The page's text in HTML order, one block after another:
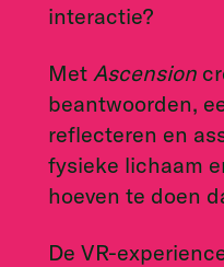
interactie?
Met Ascension
beantwoorden,
reflecteren en
fysieke lichaam
hoeven te doen
De VR-